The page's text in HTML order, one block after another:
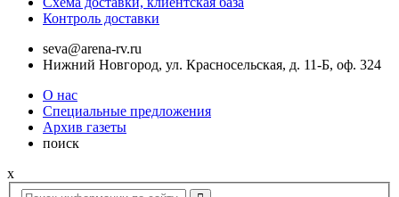
Контроль доставки
seva@arena-rv.ru
Нижний Новгород, ул. Красносельская, д. 11-Б, оф. 324
О нас
Специальные предложения
Архив газеты
поиск
x